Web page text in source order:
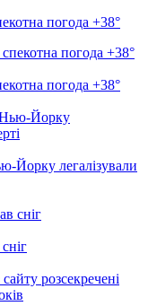
погода +38°
погода +38°
Йорку легалізували